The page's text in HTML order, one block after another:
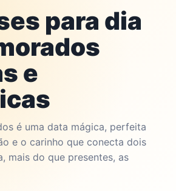
para dia
e
é uma data mágica, perfeita
e o carinho que conecta dois
mais do que presentes, as